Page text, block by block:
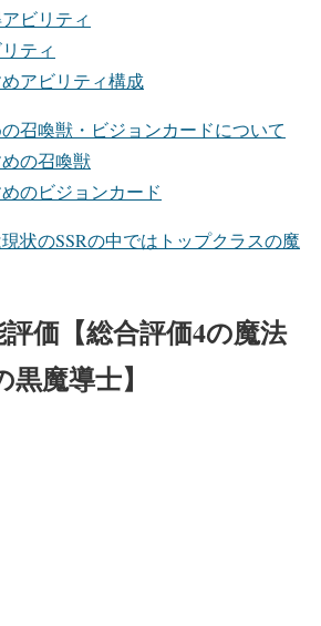
ビリティ
ティ
アビリティ構成
召喚獣・ビジョンカードについて
の召喚獣
のビジョンカード
状のSSRの中ではトップクラスの魔
価【総合評価4の魔法
魔導士】